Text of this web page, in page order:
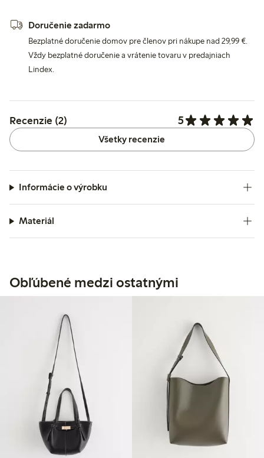
Doručenie zadarmo
Bezplatné doručenie domov pre členov pri nákupe nad 29,99 €.
Vždy bezplatné doručenie a vrátenie tovaru v predajniach
Lindex.
Recenzie (2) 5
Všetky recenzie
Informácie o výrobku
Materiál
Obľúbené medzi ostatnými